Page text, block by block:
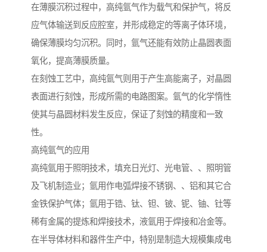
在薄膜沉积过程中，高纯氩气作为载气和保护气，将反
应气体输送到反应腔室，并形成稳定的等离子体环境，
确保薄膜均匀沉积。同时，氩气还能有效防止晶圆表面
氧化，提高薄膜质量。
在刻蚀工艺中，高纯氩气则用于产生高能离子，对晶圆
表面进行刻蚀，形成所需的电路图案。氩气的化学惰性
使其与晶圆材料发生反应，保证了刻蚀的精度和一致
性。
高纯氩气的应用
高纯氩用于照明技术，填充日光灯、光电管、、照明管
及飞机制造业；氩用作电弧焊接不锈钢、、铝和其它合
金铁保护气体；氩用于锆、钛、钽、铍、铌、铀、钍等
稀有金属的提炼和焊接技术，液氩用于焊接和冶金等。
在半导体材料和器件生产中，特别是制造大规模集成电